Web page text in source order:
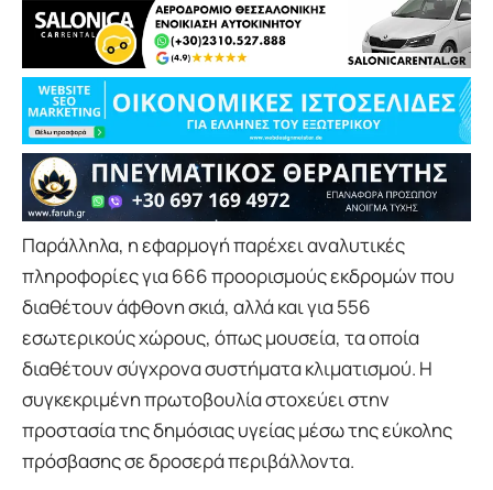
Παράλληλα, η εφαρμογή παρέχει αναλυτικές
πληροφορίες για 666 προορισμούς εκδρομών που
διαθέτουν άφθονη σκιά, αλλά και για 556
εσωτερικούς χώρους, όπως μουσεία, τα οποία
διαθέτουν σύγχρονα συστήματα κλιματισμού. Η
συγκεκριμένη πρωτοβουλία στοχεύει στην
προστασία της δημόσιας υγείας μέσω της εύκολης
πρόσβασης σε δροσερά περιβάλλοντα.